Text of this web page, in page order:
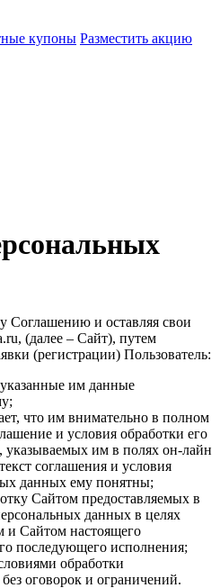
купоны Разместить акцию
Соглашению и оставляя свои
(далее – Сайт), путем
(регистрации) Пользователь:
им данные
что им внимательно в полном
и условия обработки его
указываемых им в полях он-лайн
соглашения и условия
данных ему понятны;
Сайтом предоставляемых в
данных в целях
и Сайтом настоящего
последующего исполнения;
обработки
оговорок и ограничений.